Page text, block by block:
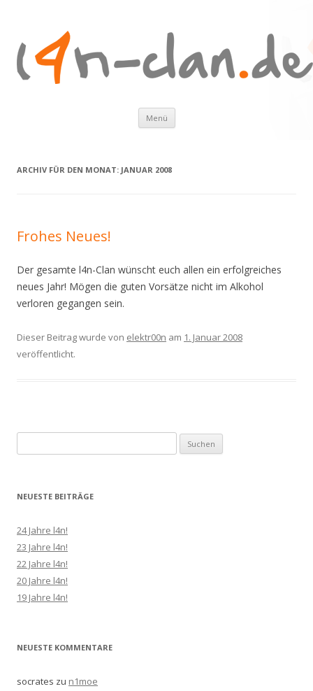
Menü Zum
springen
ARCHIV FÜR DEN MONAT: JANUAR 2008
Frohes Neues!
Der gesamte l4n-Clan wünscht euch allen ein erfolgreiches
neues Jahr! Mögen die guten Vorsätze nicht im Alkohol
verloren gegangen sein.
Dieser Beitrag wurde von elektr00n am 1. Januar 2008
veröffentlicht.
nach:
NEUESTE BEITRÄGE
24 Jahre l4n!
23 Jahre l4n!
22 Jahre l4n!
20 Jahre l4n!
19 Jahre l4n!
NEUESTE KOMMENTARE
socrates zu n1moe